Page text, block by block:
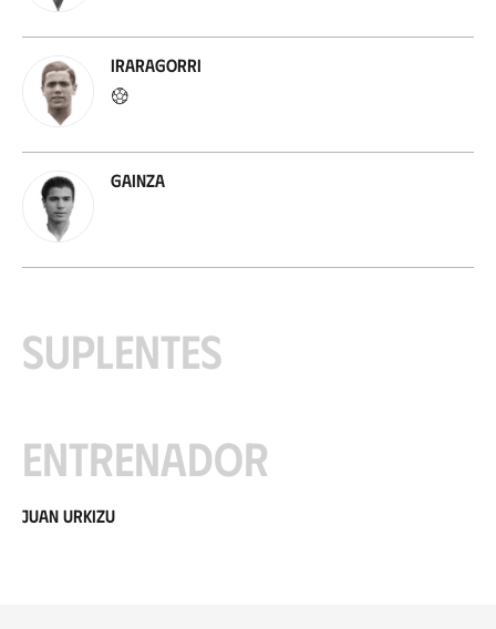
Iraragorri
Gainza
Suplentes
Entrenador
Juan Urkizu